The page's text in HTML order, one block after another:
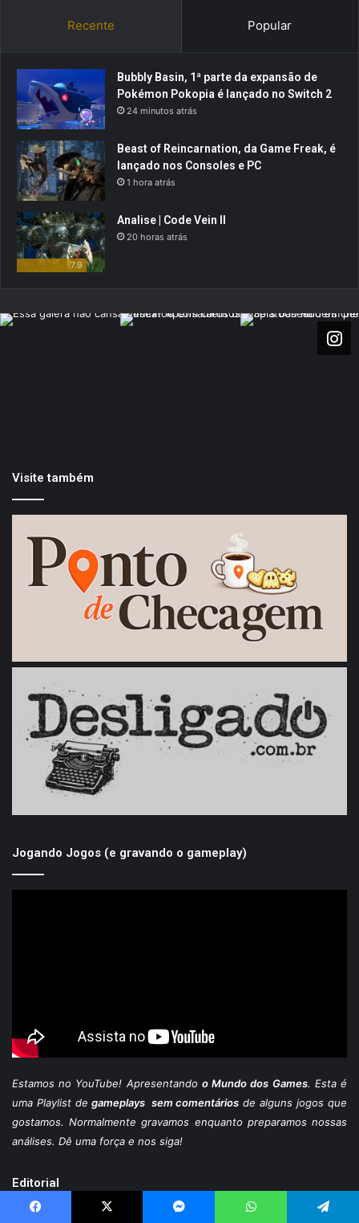
Recente Popular
Bubbly Basin, 1ª parte da expansão de
Pokémon Pokopia é lançado no Switch 2
24 minutos atrás
Beast of Reincarnation, da Game Freak, é
lançado nos Consoles e PC
1 hora atrás
7.9
Analise | Code Vein II
20 horas atrás
Visite também
Jogando Jogos (e gravando o gameplay)
Estamosno YouTube! Apresentando o Mundo dos Games. Esta é
uma Playlist de gameplays sem comentários de alguns jogos que
gostamos. Normalmente gravamos enquanto preparamos nossas
análises. Dê uma força e nos siga!
Editorial